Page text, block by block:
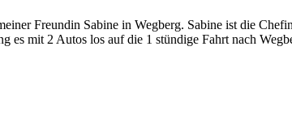
Freundin Sabine in Wegberg. Sabine ist die
es mit 2 Autos los auf die 1 stündige Fahrt nach